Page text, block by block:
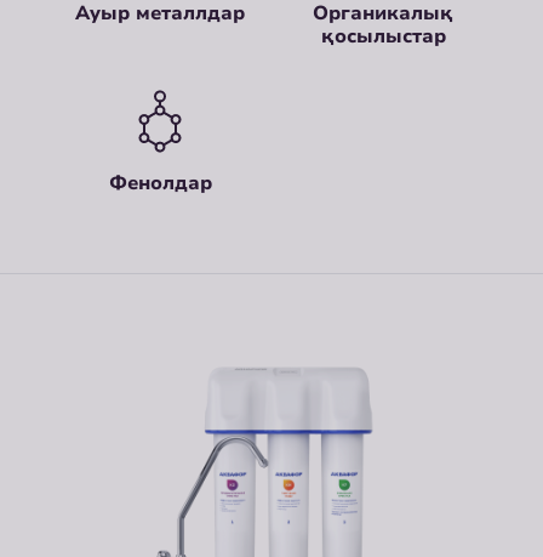
Ауыр металлдар
Органикалық
қосылыстар
Фенолдар